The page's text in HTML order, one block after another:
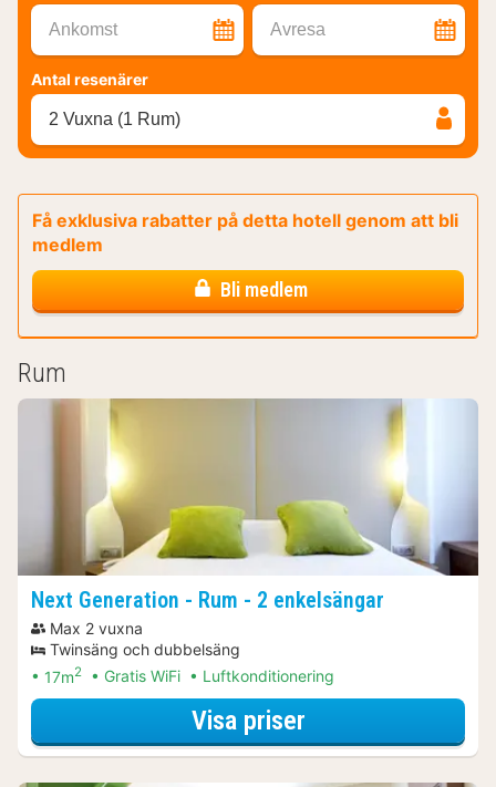
Ankomst Avresa
Antal resenärer
2 Vuxna (1 Rum)
Få exklusiva rabatter på detta hotell genom att bli
medlem
Bli medlem
Rum
Next Generation - Rum - 2 enkelsängar
Max 2 vuxna
Twinsäng och dubbelsäng
17m2 Gratis WiFi Luftkonditionering
Visa priserför Next